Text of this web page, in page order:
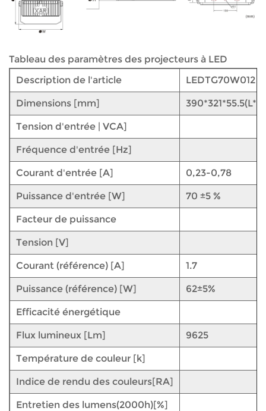
Tableau des paramètres des projecteurs à LED
Description de l'article
LEDTG70W012
Dimensions [mm]
Tension d'entrée | VCA]
Fréquence d'entrée [Hz]
Courant d'entrée [A] 0,23-0,78
Puissance d'entrée [W] 70 ±5 %
Facteur de puissance
Tension [V]
Courant (référence) [A] 1.7
Puissance (référence) [W] 62±5%
Efficacité énergétique
Flux lumineux [Lm] 9625
Température de couleur [k]
Indice de rendu des couleurs[RA]
Entretien des lumens(2000h)[%]